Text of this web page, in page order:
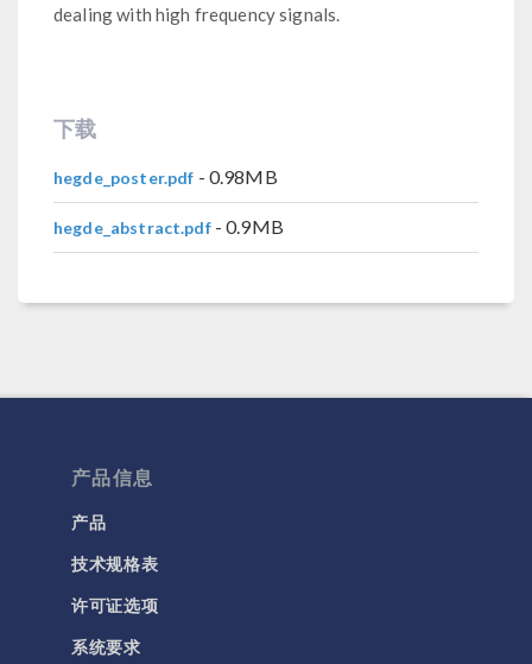
dealing with high frequency signals.
下载
hegde_poster.pdf - 0.98MB
hegde_abstract.pdf- 0.9MB
产品信息
产品
技术规格表
许可证选项
系统要求